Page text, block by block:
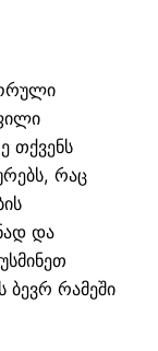
თქვენს
რაც
და
ბევრ რამეში